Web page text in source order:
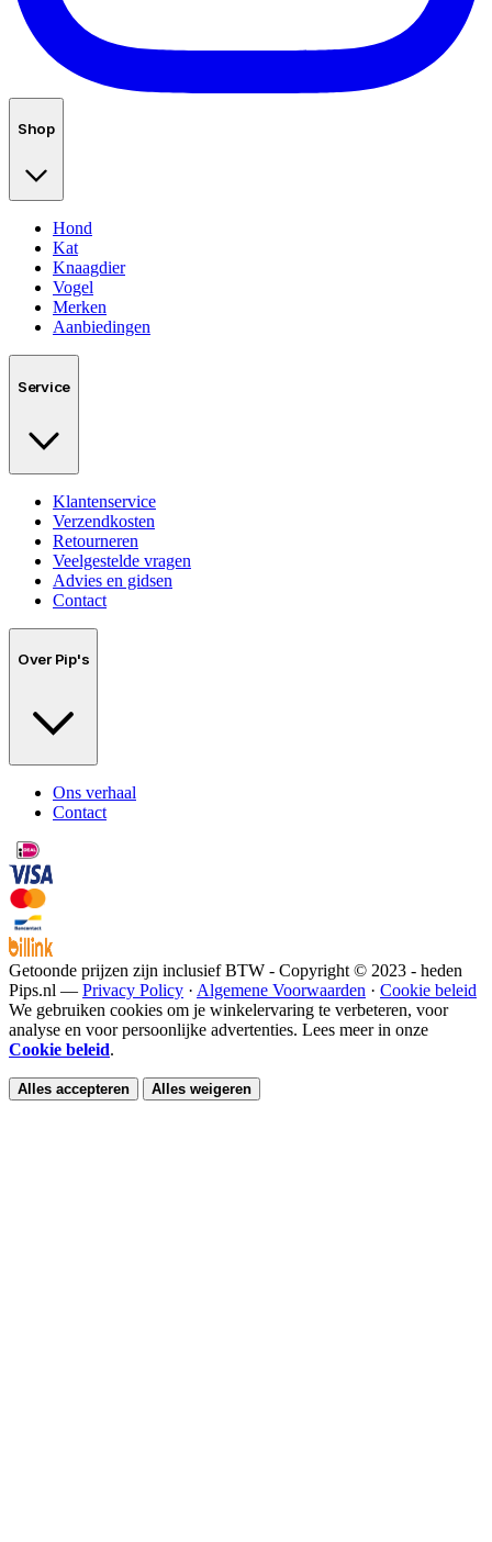
Shop
Hond
Kat
Knaagdier
Vogel
Merken
Aanbiedingen
Service
Klantenservice
Verzendkosten
Retourneren
Veelgestelde vragen
Advies en gidsen
Contact
Over Pip's
Ons verhaal
Contact
Getoonde prijzen zijn inclusief BTW - Copyright © 2023 - heden
Pips.nl — Privacy Policy · Algemene Voorwaarden · Cookie beleid
We gebruiken cookies om je winkelervaring te verbeteren, voor
analyse en voor persoonlijke advertenties. Lees meer in onze
Cookie beleid.
Alles accepteren Alles weigeren